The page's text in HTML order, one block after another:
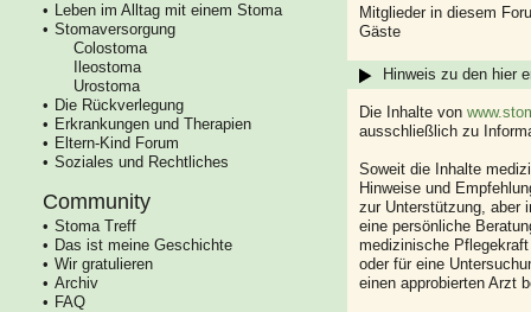
Leben im Alltag mit einem Stoma
Stomaversorgung
Colostoma
Ileostoma
Urostoma
Die Rückverlegung
Erkrankungen und Therapien
Eltern-Kind Forum
Soziales und Rechtliches
Community
Stoma Treff
Das ist meine Geschichte
Wir gratulieren
Archiv
FAQ
Mitglieder in diesem
Gäste
Hinweis zu den hier
Die Inhalte von
ausschließlich zu
Soweit die Inhalte
Hinweise und
zur Unterstützung, aber
eine persönliche
medizinische
oder für eine
einen approbierten Arzt